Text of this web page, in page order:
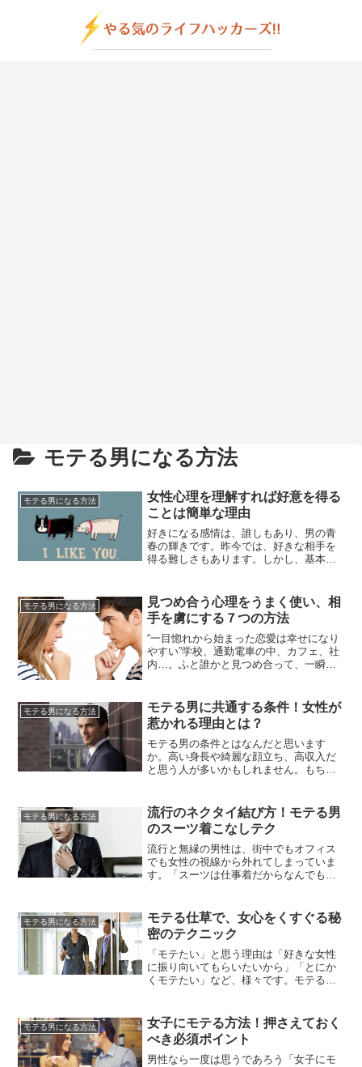
モテる男になる方法
モテる男になる方法
女性心理を理解すれば好意を得る
ことは簡単な理由
好きになる感情は、誰しもあり、男の青
春の輝きです。昨今では、好きな相手を
得る難しさもあります。しかし、基本的
女性のメガネに適うことです。雰囲気や
見栄えなどの外見。既に好きな人がいる
場合や仕事が忙しい。などの要素が多く
の男性を足切りします。一方で、女...
モテる男になる方法
見つめ合う心理をうまく使い、相
手を虜にする７つの方法
“一目惚れから始まった恋愛は幸せになり
やすい”学校、通勤電車の中、カフェ、社
内…。ふと誰かと見つめ合って、一瞬ド
め合った3秒間”で決まる事もあるといい
ます。カップルにアンケートを取った結
果、一目惚れから恋愛に至ったカップル
は22・1%、結婚まで発...
モテる男になる方法
モテる男に共通する条件！女性が
惹かれる理由とは？
モテる男の条件とはなんだと思います
か。高い身長や綺麗な顔立ち、高収入だ
と思う人が多いかもしれません。もちろ
条件で重要なポイントが実はあるので
す。身長などのスタイルや顔が特別かっ
こ良くなく、年収もそれほど高くないの
に、女性にモテる男性っていますよ
ね。...
モテる男になる方法
流行のネクタイ結び方！モテる男
のスーツ着こなしテク
流行と無縁の男性は、街中でもオフィス
でも女性の視線から外れてしまっていま
す。「スーツは仕事着だからなんでもい
装の代表ともいえるスーツを流行を取り
入れてカッコよく着こなしてみたいと思
いませんか?サラリーマンは一年の70％を
スーツを着て過ごします。職場...
モテる男になる方法
モテる仕草で、女心をくすぐる秘
密のテクニック
「モテたい」と思う理由は「好きな女性
に振り向いてもらいたいから」「とにか
くモテたい」など、様々です。モテるた
むしろモテている男性はモテる仕草を自
然にやってのけていることが多いでしょ
う。では、このモテる仕草というのは一
体どのような仕草なのでしょうか。...
モテる男になる方法
女子にモテる方法！押さえておく
べき必須ポイント
男性なら一度は思うであろう「女子にモ